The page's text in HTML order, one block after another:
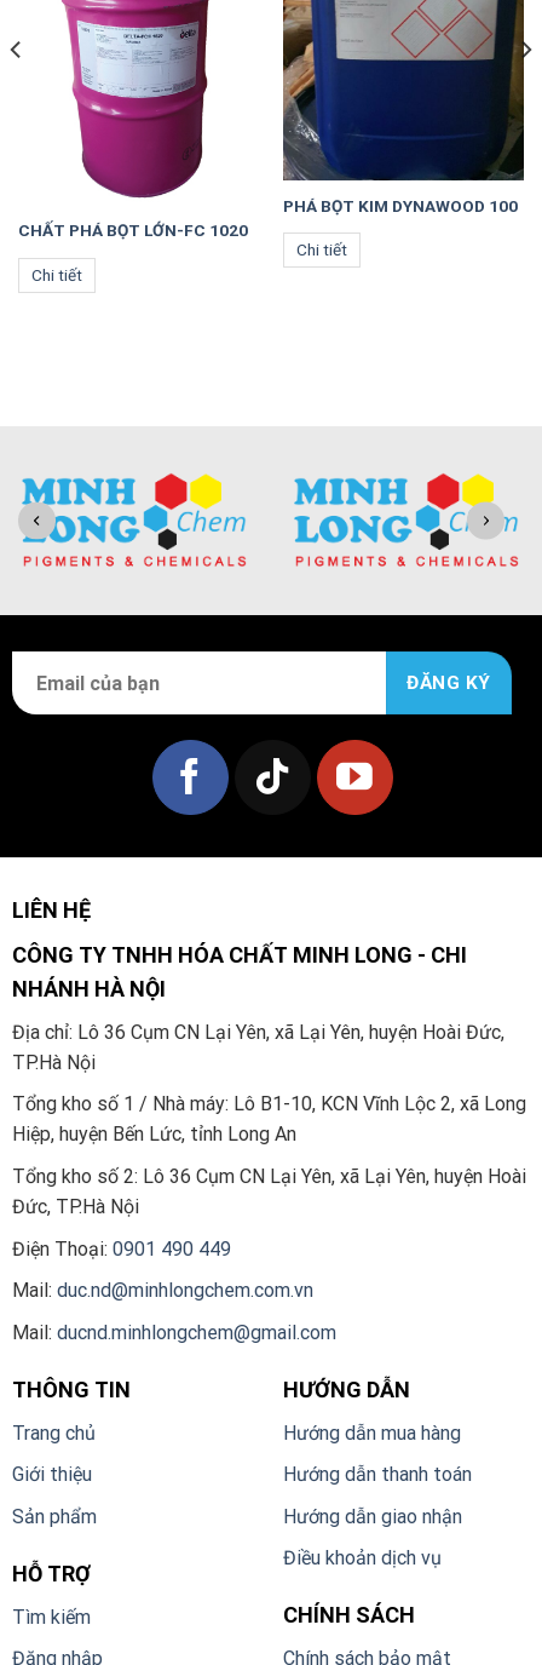
CHẤT PHÁ BỌT LỚN-FC 1020
Chi tiết
PHÁ BỌT KIM DYNAWOOD 100
Chi tiết
LIÊN HỆ
CÔNG TY TNHH HÓA CHẤT MINH LONG - CHI
NHÁNH HÀ NỘI
Địa chỉ: Lô 36 Cụm CN Lại Yên, xã Lại Yên, huyện Hoài Đức,
TP.Hà Nội
Tổng kho số 1 / Nhà máy: Lô B1-10, KCN Vĩnh Lộc 2, xã Long
Hiệp, huyện Bến Lức, tỉnh Long An
Tổng kho số 2: Lô 36 Cụm CN Lại Yên, xã Lại Yên, huyện Hoài
Đức, TP.Hà Nội
Điện Thoại: 0901 490 449
Mail: duc.nd@minhlongchem.com.vn
Mail: ducnd.minhlongchem@gmail.com
THÔNG TIN
Trang chủ
Giới thiệu
Sản phẩm
HỖ TRỢ
Tìm kiếm
Đăng nhập
HƯỚNG DẪN
Hướng dẫn mua hàng
Hướng dẫn thanh toán
Hướng dẫn giao nhận
Điều khoản dịch vụ
CHÍNH SÁCH
Chính sách bảo mật